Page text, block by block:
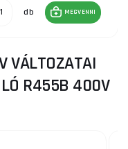
db MEGVENNI
VÁLTOZATAI
R455B 400V